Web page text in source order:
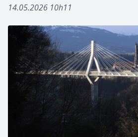
14.05.2026 10h11